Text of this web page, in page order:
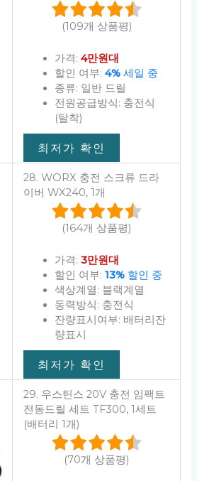
(109개 상품평)
가격: 4만원대
할인 여부: 4%세일 중
종류: 일반 드릴
전원공급방식: 충전식
(탈착)
최저가 확인
28. WORX 충전 스크류 드라
이버 WX240, 1개
(164개 상품평)
가격: 3만원대
할인 여부: 13%할인 중
색상계열: 블랙계열
동력방식: 충전식
잔량표시여부: 배터리잔
량표시
최저가 확인
29. 우스틴스 20V 충전 임팩트
전동드릴 세트 TF300, 1세트
(배터리 1개)
(70개 상품평)